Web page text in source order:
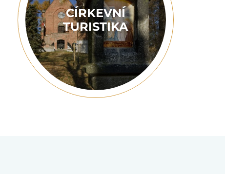
CÍRKEVNÍ
TURISTIKA